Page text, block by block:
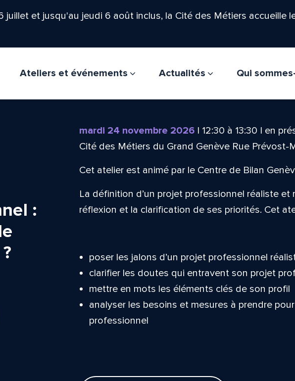
juillet et jusqu'au jeudi 6 août inclus, la Cité des Métiers accueille
Ateliers et événements Actualités
Qui
:
mardi 24 novembre 2026| 12:30 à 13:30 | en
Cité des Métiers du Grand Genève Rue Prévost-
Cet atelier est animé par le Centre de Bilan
La définition d’un projet professionnel réaliste
réflexion et la clarification de ses priorités. Cet
poser les jalons d’un projet professionnel
clarifier les doutes qui entravent son projet
mettre en mots les éléments clés de son profil
analyser les besoins et mesures à prendre
professionnel